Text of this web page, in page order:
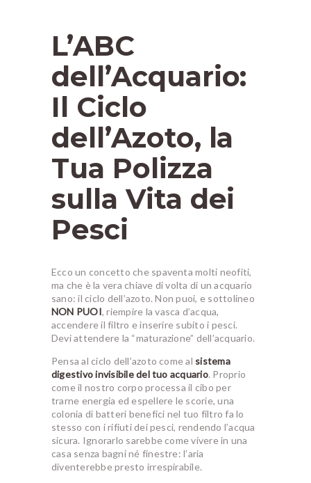
L’ABC
dell’Acquario:
Il Ciclo
dell’Azoto, la
Tua Polizza
sulla Vita dei
Pesci
Ecco un concetto che spaventa molti neofiti,
ma che è la vera chiave di volta di un acquario
sano: il ciclo dell’azoto. Non puoi, e sottolineo
NON PUOI, riempire la vasca d’acqua,
accendere il filtro e inserire subito i pesci.
Devi attendere la “maturazione” dell’acquario.
Pensa al ciclo dell’azoto come al sistema
digestivo invisibile del tuo acquario. Proprio
come il nostro corpo processa il cibo per
trarne energia ed espellere le scorie, una
colonia di batteri benefici nel tuo filtro fa lo
stesso con i rifiuti dei pesci, rendendo l’acqua
sicura. Ignorarlo sarebbe come vivere in una
casa senza bagni né finestre: l’aria
diventerebbe presto irrespirabile.